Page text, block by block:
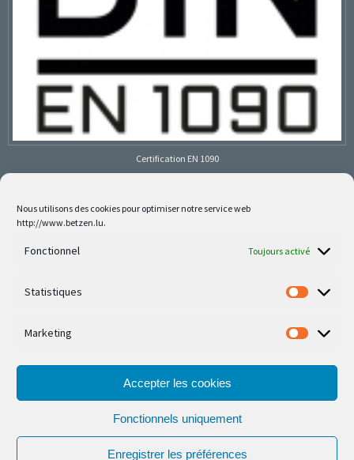
Nous utilisons des cookies pour optimiser notre service web
http://www.betzen.lu.
Fonctionnel Toujours activé
Statistiques
Marketing
Accepter les cookies
Fonctionnels uniquement
Enregistrer les préférences
Certification EN 1090
Follow us on social media